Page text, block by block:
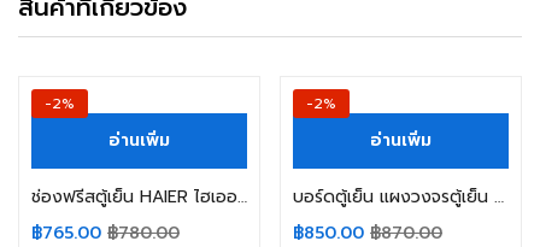
สินค้าที่เกี่ยวข้อง
-2%
อ่านเพิ่ม
ช่องฟรีสตู้เย็น HAIER ไฮเออร์ ขนาด 5.2Q (20.5x26x34.2cm) Roll Bond Evaporator ช่องฟิต ช่องฟรีส ช่องฟิช อะไหล่ตู้เย็น
฿765.00 ฿780.00
-2%
อ่านเพิ่ม
บอร์ดตู้เย็น แผงวงจรตู้เย็น TOSHIBA โตชิบา Part. 3YVGC81510-C MXSC-D3 (10ซ็อกเก็ต) อะไหล่ตู้เย็น
฿850.00 ฿870.00